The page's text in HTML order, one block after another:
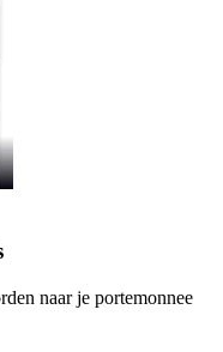
naar je portemonnee